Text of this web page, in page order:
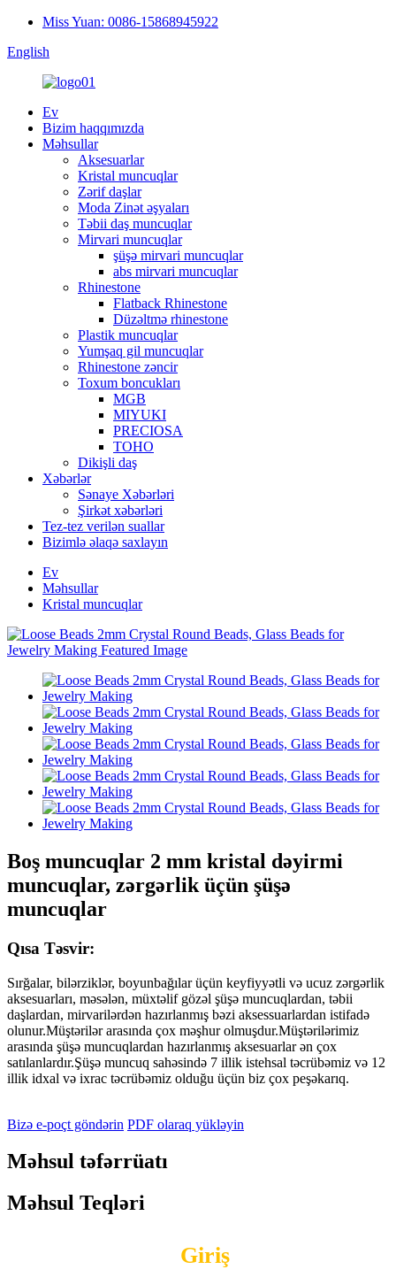
Miss Yuan: 0086-15868945922
English
Ev
Bizim haqqımızda
Məhsullar
Aksesuarlar
Kristal muncuqlar
Zərif daşlar
Moda Zinət əşyaları
Təbii daş muncuqlar
Mirvari muncuqlar
şüşə mirvari muncuqlar
abs mirvari muncuqlar
Rhinestone
Flatback Rhinestone
Düzəltmə rhinestone
Plastik muncuqlar
Yumşaq gil muncuqlar
Rhinestone zəncir
Toxum boncukları
MGB
MIYUKI
PRECIOSA
TOHO
Dikişli daş
Xəbərlər
Sənaye Xəbərləri
Şirkət xəbərləri
Tez-tez verilən suallar
Bizimlə əlaqə saxlayın
Ev
Məhsullar
Kristal muncuqlar
Boş muncuqlar 2 mm kristal dəyirmi
muncuqlar, zərgərlik üçün şüşə
muncuqlar
Qısa Təsvir:
Sırğalar, bilərziklər, boyunbağılar üçün keyfiyyətli və ucuz zərgərlik
aksesuarları, məsələn, müxtəlif gözəl şüşə muncuqlardan, təbii
daşlardan, mirvarilərdən hazırlanmış bəzi aksessuarlardan istifadə
olunur.Müştərilər arasında çox məşhur olmuşdur.Müştərilərimiz
arasında şüşə muncuqlardan hazırlanmış aksesuarlar ən çox
satılanlardır.Şüşə muncuq sahəsində 7 illik istehsal təcrübəmiz və 12
illik idxal və ixrac təcrübəmiz olduğu üçün biz çox peşəkarıq.
Bizə e-poçt göndərin PDF olaraq yükləyin
Məhsul təfərrüatı
Məhsul Teqləri
Giriş